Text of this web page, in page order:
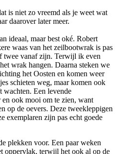
is niet zo vreemd als je weet wat
daarover later meer.
ideaal, maar best oké. Robert
waas van het zeilbootwrak is pas
twee vanaf zijn. Terwijl ik even
wrak hangen. Daarna steken we
het Oosten en komen weer
schieten weg, maar komen ook
wachten. Een levende
ook mooi om te zien, want
op de oevers. Deze tweekleppigen
exemplaren zijn pas echt goede
plekken voor. Een paar weken
oppervlak, terwijl het ook al op de